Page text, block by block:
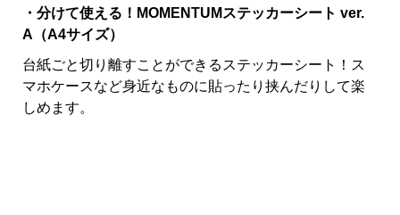
・分けて使える！MOMENTUMステッカーシート ver.
A（A4サイズ）
台紙ごと切り離すことができるステッカーシート！ス
マホケースなど身近なものに貼ったり挟んだりして楽
しめます。